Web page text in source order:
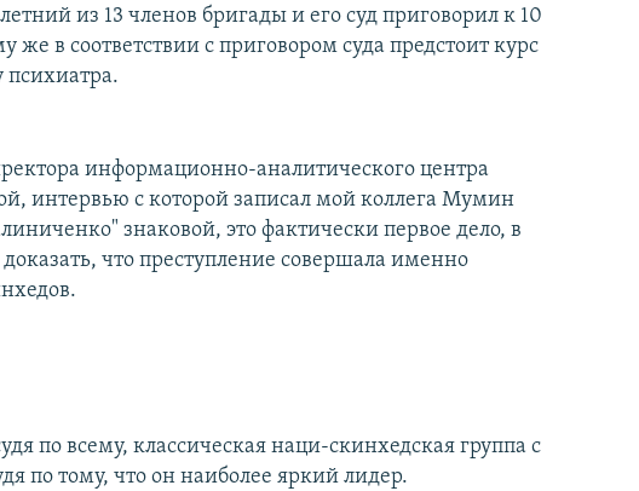
из 13 членов бригады и его суд приговорил к 10
в соответствии с приговором суда предстоит курс
психиатра.
информационно-аналитического центра
интервью с которой записал мой коллега Мумин
знаковой, это фактически первое дело, в
что преступление совершала именно
по всему, классическая наци-скинхедская группа с
по тому, что он наиболее яркий лидер.